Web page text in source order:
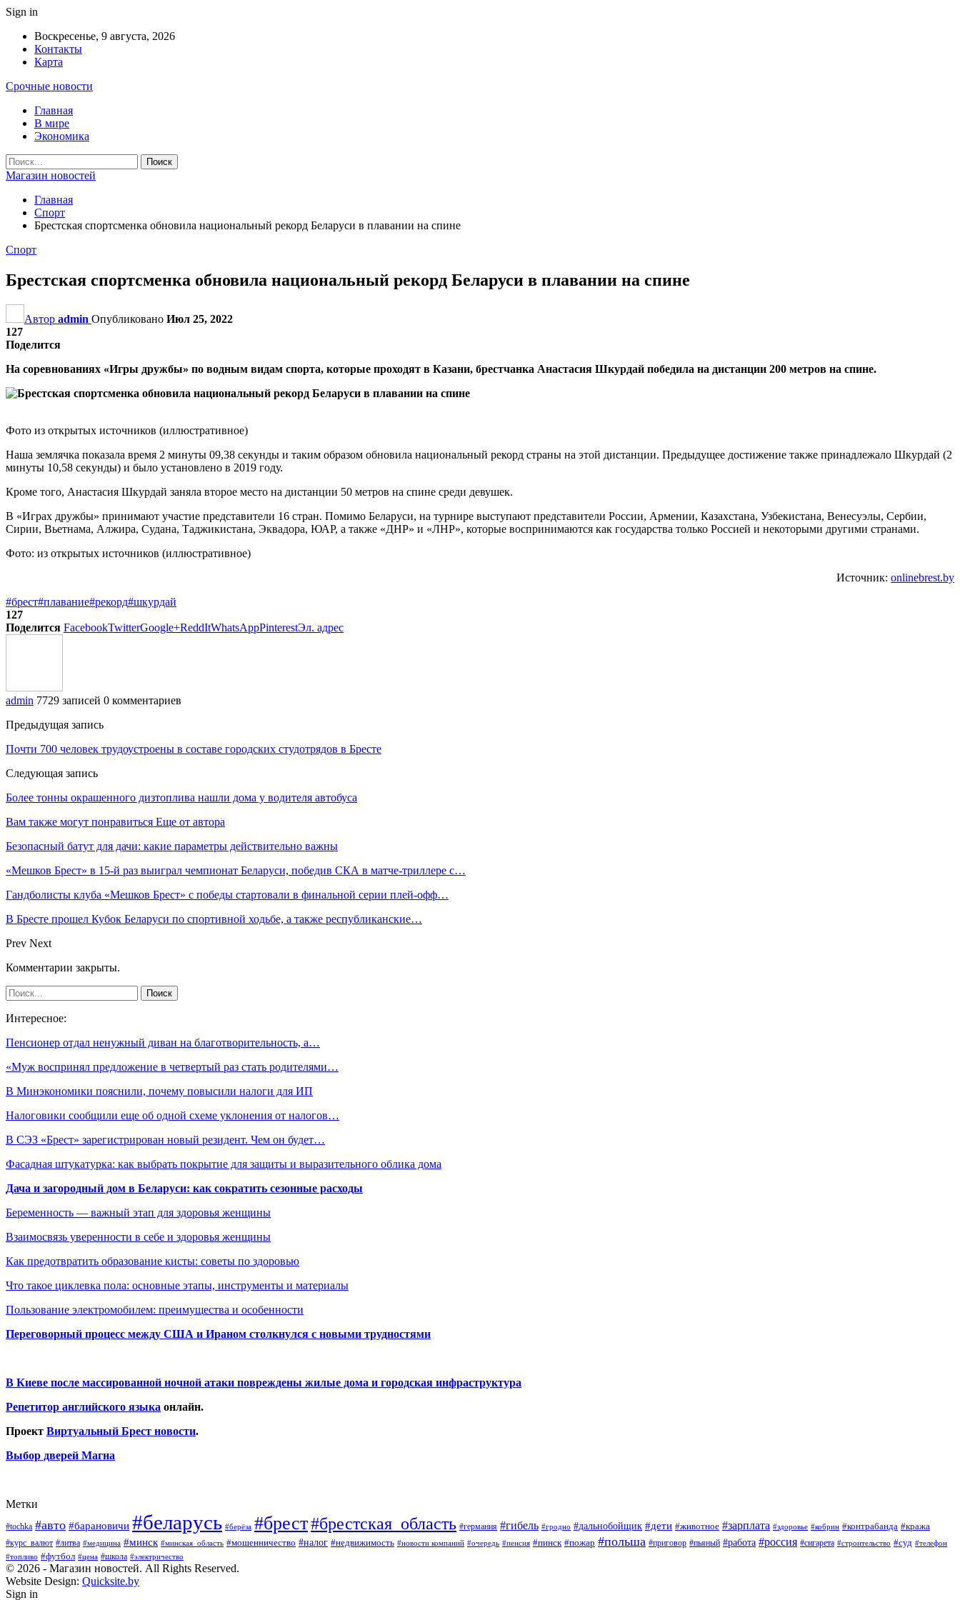
Sign in
Воскресенье, 9 августа, 2026
Контакты
Карта
Срочные новости
Главная
В мире
Экономика
Магазин новостей
Главная
Спорт
Брестская спортсменка обновила национальный рекорд Беларуси в плавании на спине
Спорт
Брестская спортсменка обновила национальный рекорд Беларуси в плавании на спине
Автор admin Опубликовано Июл 25, 2022
127
Поделится
На соревнованиях «Игры дружбы» по водным видам спорта, которые проходят в Казани, брестчанка Анастасия Шкурдай победила на дистанции 200 метров на спине.
Фото из открытых источников (иллюстративное)
Наша землячка показала время 2 минуты 09,38 секунды и таким образом обновила национальный рекорд страны на этой дистанции. Предыдущее достижение также принадлежало Шкурдай (2
минуты 10,58 секунды) и было установлено в 2019 году.
Кроме того, Анастасия Шкурдай заняла второе место на дистанции 50 метров на спине среди девушек.
В «Играх дружбы» принимают участие представители 16 стран. Помимо Беларуси, на турнире выступают представители России, Армении, Казахстана, Узбекистана, Венесуэлы, Сербии,
Сирии, Вьетнама, Алжира, Судана, Таджикистана, Эквадора, ЮАР, а также «ДНР» и «ЛНР», которые воспринимаются как государства только Россией и некоторыми другими странами.
Фото: из открытых источников (иллюстративное)
Источник: onlinebrest.by
#брест#плавание#рекорд#шкурдай
127
Поделится FacebookTwitterGoogle+ReddItWhatsAppPinterestЭл. адрес
admin 7729 записей 0 комментариев
Предыдущая запись
Почти 700 человек трудоустроены в составе городских студотрядов в Бресте
Следующая запись
Более тонны окрашенного дизтоплива нашли дома у водителя автобуса
Вам также могут понравиться Еще от автора
Безопасный батут для дачи: какие параметры действительно важны
«Мешков Брест» в 15-й раз выиграл чемпионат Беларуси, победив СКА в матче-триллере с…
Гандболисты клуба «Мешков Брест» с победы стартовали в финальной серии плей-офф…
В Бресте прошел Кубок Беларуси по спортивной ходьбе, а также республиканские…
Prev Next
Комментарии закрыты.
Интересное:
Пенсионер отдал ненужный диван на благотворительность, а…
«Муж воспринял предложение в четвертый раз стать родителями…
В Минэкономики пояснили, почему повысили налоги для ИП
Налоговики сообщили еще об одной схеме уклонения от налогов…
В СЭЗ «Брест» зарегистрирован новый резидент. Чем он будет…
Фасадная штукатурка: как выбрать покрытие для защиты и выразительного облика дома
Дача и загородный дом в Беларуси: как сократить сезонные расходы
Беременность — важный этап для здоровья женщины
Взаимосвязь уверенности в себе и здоровья женщины
Как предотвратить образование кисты: советы по здоровью
Что такое циклевка пола: основные этапы, инструменты и материалы
Пользование электромобилем: преимущества и особенности
Переговорный процесс между США и Ираном столкнулся с новыми трудностями
В Киеве после массированной ночной атаки повреждены жилые дома и городская инфраструктура
Репетитор английского языка онлайн.
Проект Виртуальный Брест новости.
Выбор дверей Магна
Метки
#tochka #авто #барановичи #беларусь #берёза #брест#брестская_область #германия #гибель #гродно #дальнобойщик #дети #животное #зарплата #здоровье #кобрин #контрабанда #кража
#курс_валют #литва #медицина #минск #минская_область #мошенничество #налог #недвижимость #новости компаний #очередь #пенсия #пинск #пожар #польша #приговор #пьяный #работа #россия #сигарета #строительство #суд #телефон
#топливо #футбол #цена #школа #электричество
© 2026 - Магазин новостей. All Rights Reserved.
Website Design: Quicksite.by
Sign in